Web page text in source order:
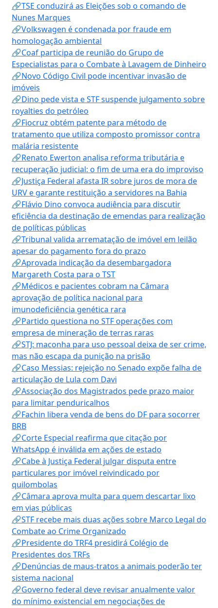
🔗TSE conduzirá as Eleições sob o comando de
Nunes Marques
🔗Volkswagen é condenada por fraude em
homologação ambiental
🔗Coaf participa de reunião do Grupo de
Especialistas para o Combate à Lavagem de Dinheiro
🔗Novo Código Civil pode incentivar invasão de
imóveis
🔗Dino pede vista e STF suspende julgamento sobre
royalties do petróleo
🔗Fiocruz obtém patente para método de
tratamento que utiliza composto promissor contra
malária resistente
🔗Renato Ewerton analisa reforma tributária e
recuperação judicial: o fim de uma era do improviso
🔗Justiça Federal afasta IR sobre juros de mora de
URV e garante restituição a servidores na Bahia
🔗Flávio Dino convoca audiência para discutir
eficiência da destinação de emendas para realização
de políticas públicas
🔗Tribunal valida arrematação de imóvel em leilão
apesar do pagamento fora do prazo
🔗Aprovada indicação da desembargadora
Margareth Costa para o TST
🔗Médicos e pacientes cobram na Câmara
aprovação de política nacional para
imunodeficiência genética rara
🔗Partido questiona no STF operações com
empresa de mineração de terras raras
🔗STJ: maconha para uso pessoal deixa de ser crime,
mas não escapa da punição na prisão
🔗Caso Messias: rejeição no Senado expõe falha de
articulação de Lula com Davi
🔗Associação dos Magistrados pede prazo maior
para limitar penduricalhos
🔗Fachin libera venda de bens do DF para socorrer
BRB
🔗Corte Especial reafirma que citação por
WhatsApp é inválida em ações de estado
🔗Cabe à Justiça Federal julgar disputa entre
particulares por imóvel reivindicado por
quilombolas
🔗Câmara aprova multa para quem descartar lixo
em vias públicas
🔗STF recebe mais duas ações sobre Marco Legal do
Combate ao Crime Organizado
🔗Presidente do TRF4 presidirá Colégio de
Presidentes dos TRFs
🔗Denúncias de maus-tratos a animais poderão ter
sistema nacional
🔗Governo federal deve revisar anualmente valor
do mínimo existencial em negociações de